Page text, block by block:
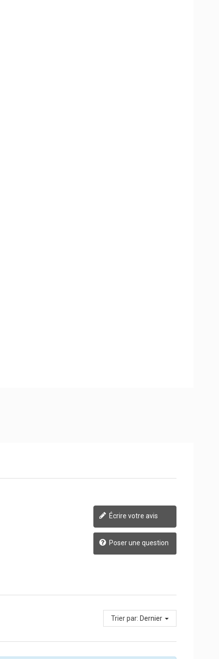
Écrire votre avis
Poser une question
Trier par: Dernier